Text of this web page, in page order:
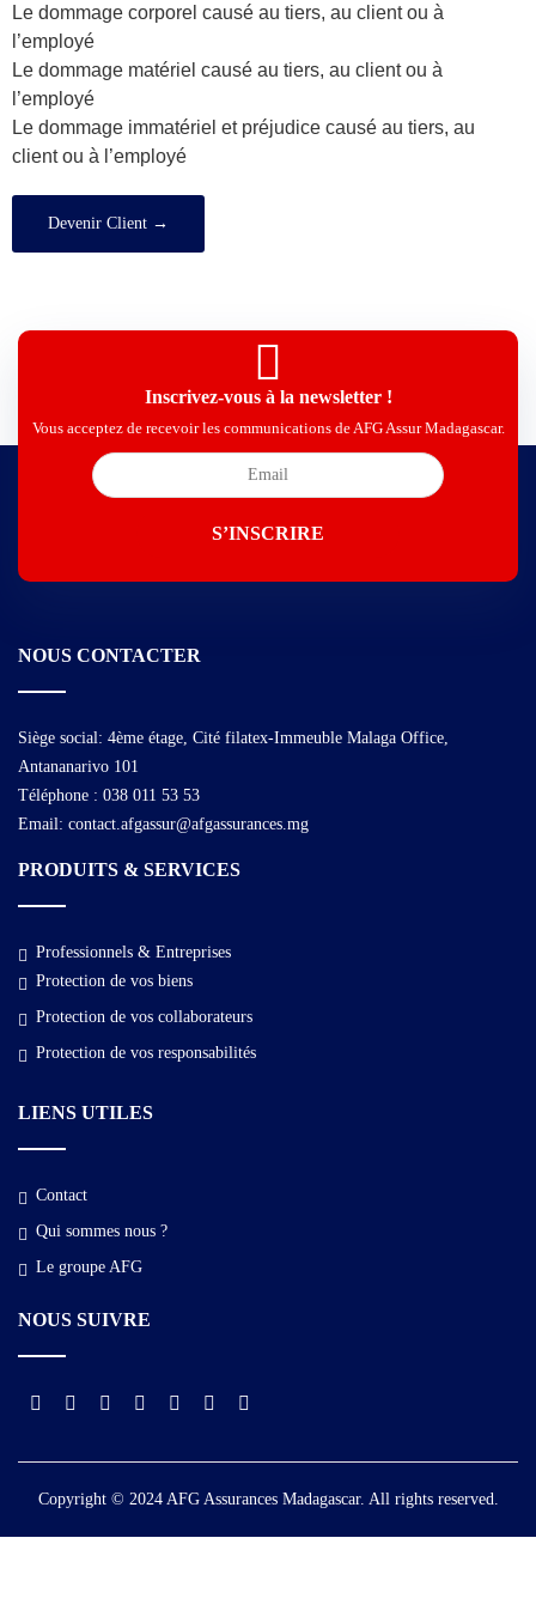
Le dommage corporel causé au tiers, au client ou à
l’employé
Le dommage matériel causé au tiers, au client ou à
l’employé
Le dommage immatériel et préjudice causé au tiers, au
client ou à l’employé
Devenir Client →
Inscrivez-vous à la newsletter !
Vous acceptez de recevoir les communications de AFG Assur Madagascar.
NOUS CONTACTER
Siège social: 4ème étage, Cité filatex-Immeuble Malaga Office,
Antananarivo 101
Téléphone : 038 011 53 53
Email: contact.afgassur@afgassurances.mg
PRODUITS & SERVICES
Professionnels & Entreprises
Protection de vos biens
Protection de vos collaborateurs
Protection de vos responsabilités
LIENS UTILES
Contact
Qui sommes nous ?​
Le groupe AFG
NOUS SUIVRE
Copyright © 2024 AFG Assurances Madagascar. All rights reserved.